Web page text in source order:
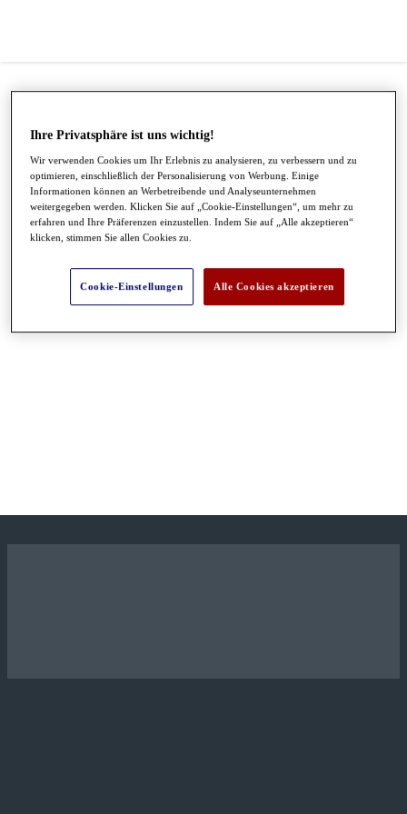
● ●●
Ihre Privatsphäre ist uns wichtig!
Wir verwenden Cookies um Ihr Erlebnis zu analysieren, zu verbessern und zu
optimieren, einschließlich der Personalisierung von Werbung. Einige
Informationen können an Werbetreibende und Analyseunternehmen
weitergegeben werden. Klicken Sie auf „Cookie-Einstellungen“, um mehr zu
erfahren und Ihre Präferenzen einzustellen. Indem Sie auf „Alle akzeptieren“
klicken, stimmen Sie allen Cookies zu.
Cookie-Einstellungen Alle Cookies akzeptieren